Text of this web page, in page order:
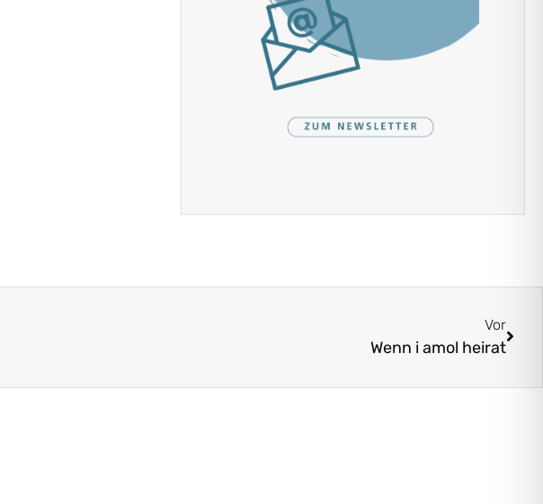
Vor
Wenn i amol heirat